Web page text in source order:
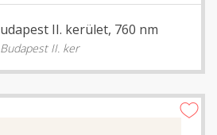
II. kerület, 760 nm
Budapest II. ker